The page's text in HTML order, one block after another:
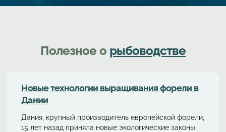
Полезное о рыбоводстве
Новые технологии выращивания форели в
Дании
Дания, крупный производитель европейской форели,
15 лет назад приняла новые экологические законы,